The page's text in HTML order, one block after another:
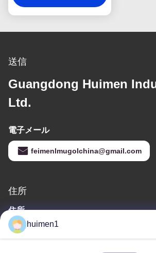
ダーは、強力なブレーキ
します。
送信
Guangdong Huimen
Ltd.
電子メール
feimenlmugolchina@gmail.com
住所
住所
1-3号 シュイニウプ通り 永興村 バイユン地区
huimen1